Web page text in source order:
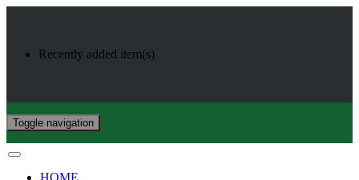
Recently added item(s)
Toggle navigation
HOME